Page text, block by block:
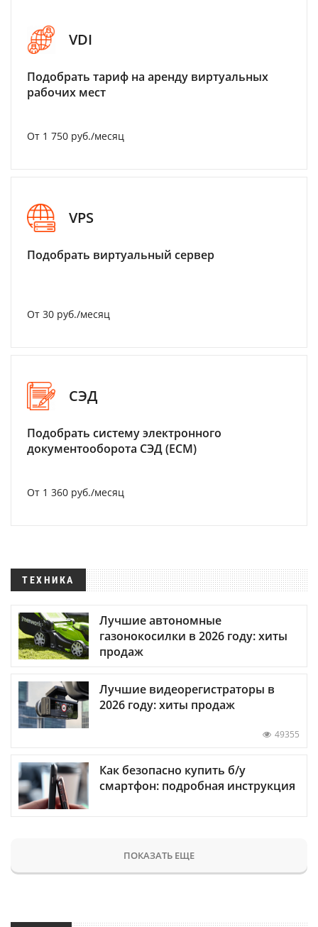
VDI
Подобрать тариф на аренду виртуальных
рабочих мест
От 1 750 руб./месяц
VPS
Подобрать виртуальный сервер
От 30 руб./месяц
СЭД
Подобрать систему электронного
документооборота СЭД (ECM)
От 1 360 руб./месяц
ТЕХНИКА
Лучшие автономные
газонокосилки в 2026 году: хиты
продаж
Лучшие видеорегистраторы в
2026 году: хиты продаж
49355
Как безопасно купить б/у
смартфон: подробная инструкция
ПОКАЗАТЬ ЕЩЕ